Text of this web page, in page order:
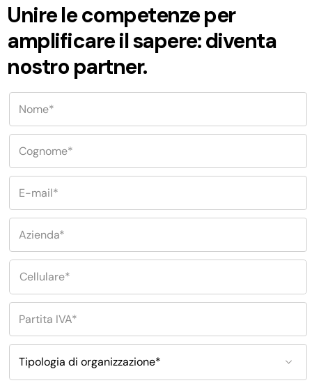
Unire le competenze per
amplificare il sapere:diventa
nostro partner.